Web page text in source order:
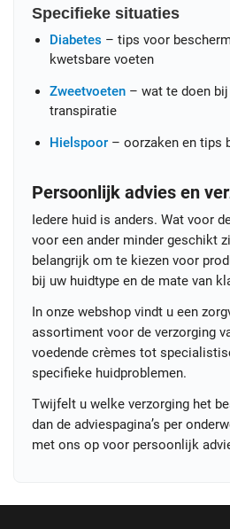
Specifieke situaties
Diabetes – tips voor
kwetsbare voeten
Zweetvoeten – wat te doen
transpiratie
Hielspoor – oorzaken en tips
Persoonlijk advies en
Iedere huid is anders. Wat voor
voor een ander minder geschikt
belangrijk om te kiezen voor
bij uw huidtype en de mate van
In onze webshop vindt u een
assortiment voor de verzorging
voedende crèmes tot
specifieke huidproblemen.
Twijfelt u welke verzorging het
dan de adviespagina’s per
met ons op voor persoonlijk